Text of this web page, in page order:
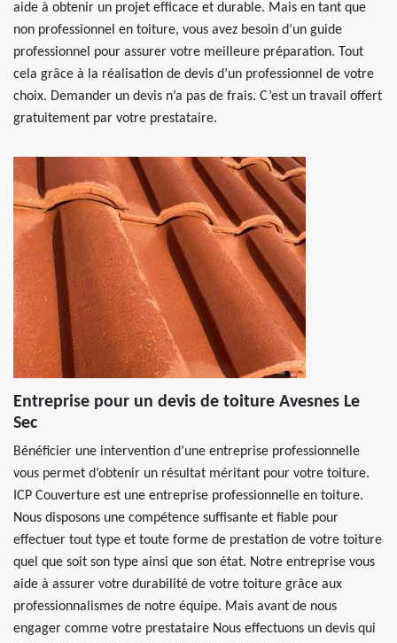
aide à obtenir un projet efficace et durable. Mais en tant que
non professionnel en toiture, vous avez besoin d’un guide
professionnel pour assurer votre meilleure préparation. Tout
cela grâce à la réalisation de devis d’un professionnel de votre
choix. Demander un devis n’a pas de frais. C’est un travail offert
gratuitement par votre prestataire.
Entreprise pour un devis de toiture Avesnes Le
Sec
Bénéficier une intervention d’une entreprise professionnelle
vous permet d’obtenir un résultat méritant pour votre toiture.
ICP Couverture est une entreprise professionnelle en toiture.
Nous disposons une compétence suffisante et fiable pour
effectuer tout type et toute forme de prestation de votre toiture
quel que soit son type ainsi que son état. Notre entreprise vous
aide à assurer votre durabilité de votre toiture grâce aux
professionnalismes de notre équipe. Mais avant de nous
engager comme votre prestataire Nous effectuons un devis qui